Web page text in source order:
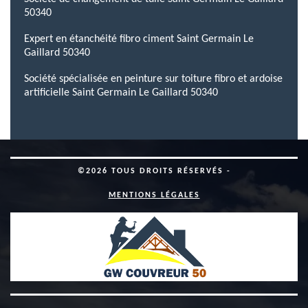
50340
Expert en étanchéité fibro ciment Saint Germain Le
Gaillard 50340
Société spécialisée en peinture sur toiture fibro et ardoise
artificielle Saint Germain Le Gaillard 50340
©2026 TOUS DROITS RÉSERVÉS -
MENTIONS LÉGALES